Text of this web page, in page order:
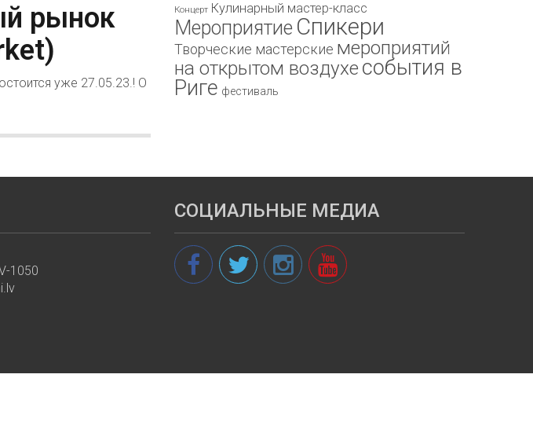
рынок
уже 27.05.23.! О
Концерт Кулинарный мастер-класс
Мероприятие Спикери
Творческие мастерские мероприятий
на открытом воздухе события в
Риге фестиваль
1050
СОЦИАЛЬНЫЕ МЕДИА